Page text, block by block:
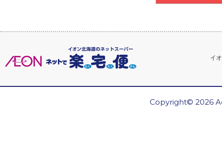
イ
Copyright© 2026